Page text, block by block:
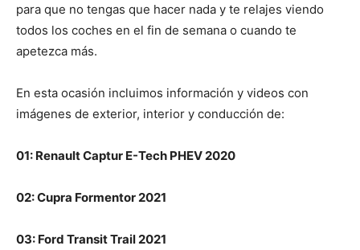
para que no tengas que hacer nada y te relajes viendo
todos los coches en el fin de semana o cuando te
apetezca más.
En esta ocasión incluimos información y videos con
imágenes de exterior, interior y conducción de:
01: Renault Captur E-Tech PHEV 2020
02: Cupra Formentor 2021
03: Ford Transit Trail 2021